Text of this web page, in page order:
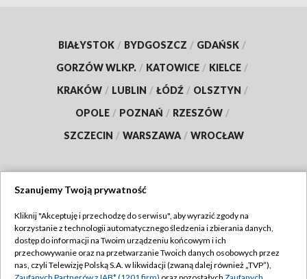
BIAŁYSTOK / BYDGOSZCZ / GDAŃSK /
GORZÓW WLKP. / KATOWICE / KIELCE /
KRAKÓW / LUBLIN / ŁÓDŹ / OLSZTYN /
OPOLE / POZNAŃ / RZESZÓW /
SZCZECIN / WARSZAWA / WROCŁAW
TVP
Abonament TVP
Emisja w TVP
Regulamin TVP
Szanujemy Twoją prywatność
Kliknij "Akceptuję i przechodzę do serwisu", aby wyrazić zgody na
korzystanie z technologii automatycznego śledzenia i zbierania danych,
dostęp do informacji na Twoim urządzeniu końcowym i ich
przechowywanie oraz na przetwarzanie Twoich danych osobowych przez
nas, czyli Telewizję Polską S.A. w likwidacji (zwaną dalej również „TVP”),